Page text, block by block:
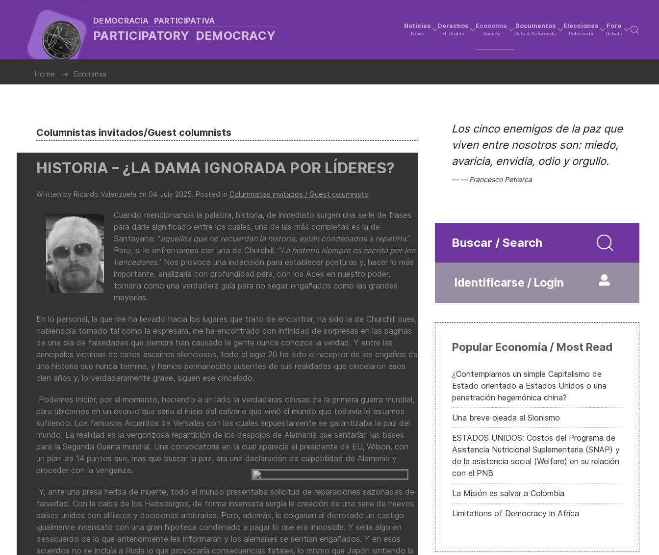
DEMOCRACIA PARTICIPATIVA
PARTICIPATORY DEMOCRACY
Noticias
News
Derechos
H. Rights
Economía
Society
Documentos
Data & Referenda
Elecciones
Referenda
Foro
Debate
Home Economía
Columnistas invitados/Guest columnists
HISTORIA – ¿LA DAMA IGNORADA POR LÍDERES?
Written by Ricardo Valenzuela on 04 July 2025. Posted in Columnistas invitados / Guest columnists.
Cuando mencionamos la palabra, historia, de inmediato surgen una serie de frases
para darle significado entre los cuales, una de las más completas es la de
Santayana: “aquellos que no recuerdan la historia, están condenados a repetirla.”
Pero, si lo enfrentamos con una de Churchill: “La historia siempre es escrita por los
vencedores.” Nos provoca una indecisión para establecer posturas y, hacer lo más
importante, analizarla con profundidad para, con los Aces en nuestro poder,
tomarla como una verdadera guía para no seguir engañados como las grandes
mayorías.
En lo personal, la que me ha llevado hacia los lugares que trato de encontrar, ha sido la de Churchill pues,
habiéndola tomado tal como la expresara, me he encontrado con infinidad de sorpresas en las paginas
de una ola de falsedades que siempre han causado la gente nunca conozca la verdad. Y entre las
principales victimas de estos asesinos silenciosos, todo el siglo 20 ha sido el receptor de los engaños de
una historia que nunca termina, y hemos permanecido ausentes de sus realidades que cincelaron esos
cien años y, lo verdaderamente grave, siguen ese cincelado.
Podemos iniciar, por el momento, haciendo a un lado la verdaderas causas de la primera guerra mundial,
para ubicarnos en un evento que sería el inicio del calvario que vivió el mundo que todavía lo estamos
sufriendo. Los famosos Acuerdos de Versalles con los cuales supuestamente se garantizaba la paz del
mundo. La realidad es la vergonzosa repartición de los despojos de Alemania que sentarían las bases
para la Segunda Guerra mundial. Una convocatoria en la cual aparecía el presidente de EU, Wilson, con
un plan de 14 puntos que, mas que buscar la paz, era una declaración de culpabilidad de Alemania y
proceder con la venganza.
Y, ante una presa herida de muerte, todo el mundo presentaba solicitud de reparaciones sazonadas de
falsedad. Con la caída de los Habsburgos, de forma insensata surgía la creación de una serie de nuevos
países unidos con alfileres y decisiones arbitrarias. Pero, además, le colgarían al derrotado un castigo
igualmente insensato con una gran hipoteca condenado a pagar lo que era imposible. Y sería algo en
desacuerdo de lo que anteriormente les informaran y los alemanes se sentían engañados. Y en esos
acuerdos no se incluía a Rusia lo que provocaría consecuencias fatales, lo mismo que Japón sintiendo la
Los cinco enemigos de la paz que
viven entre nosotros son: miedo,
avaricia, envidia, odio y orgullo.
Francesco Petrarca
Buscar / Search
Identificarse / Login
Popular Economía / Most Read
¿Contemplamos un simple Capitalismo de
Estado orientado a Estados Unidos o una
penetración hegemónica china?
Una breve ojeada al Sionismo
ESTADOS UNIDOS: Costos del Programa de
Asistencia Nutricional Suplementaria (SNAP) y
de la asistencia social (Welfare) en su relación
con el PNB
La Misión es salvar a Colombia
Limitations of Democracy in Africa